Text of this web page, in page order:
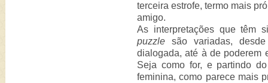
terceira estrofe, termo mais
amigo.
As interpretações que têm
puzzle são variadas,
dialogada, até à de poderem
Seja como for, e partindo
feminina, como parece mais